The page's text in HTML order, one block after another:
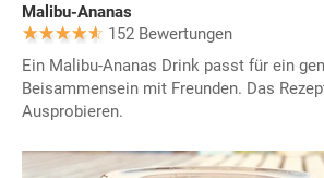
Malibu-Ananas
152 Bewertungen
Ein Malibu-Ananas Drink passt für ein
Beisammensein mit Freunden. Das
Ausprobieren.